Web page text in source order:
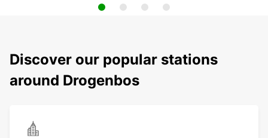
Discover our popular stations
around Drogenbos